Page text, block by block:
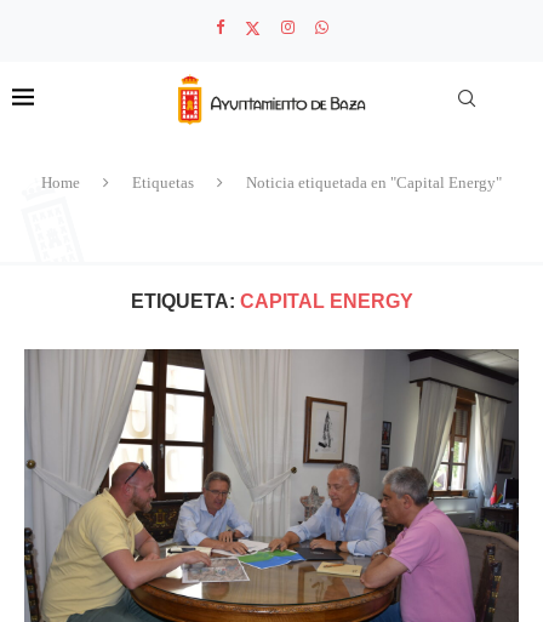
Home Etiquetas Noticia etiquetada en "Capital Energy"
ETIQUETA: CAPITAL ENERGY